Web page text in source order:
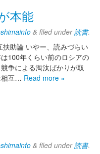
本能
& filed under読書.
助論 いやー、読みづらい
100年くらい前のロシアの
争による淘汰ばかりが取
相互… Read more »
& filed under読書.